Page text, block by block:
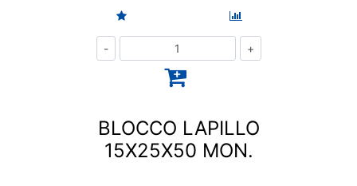
BLOCCO LAPILLO
15X25X50 MON.